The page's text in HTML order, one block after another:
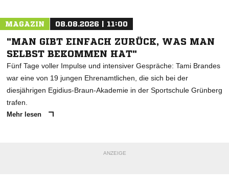
MAGAZIN 08.08.2026 | 11:00
"MAN GIBT EINFACH ZURÜCK, WAS MAN
SELBST BEKOMMEN HAT"
Fünf Tage voller Impulse und intensiver Gespräche: Tami Brandes
war eine von 19 jungen Ehrenamtlichen, die sich bei der
diesjährigen Egidius-Braun-Akademie in der Sportschule Grünberg
trafen.
Mehr lesen
ANZEIGE